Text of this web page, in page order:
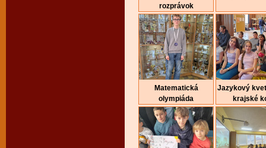
rozprávok
Matematická
olympiáda
Jazykový
krajské